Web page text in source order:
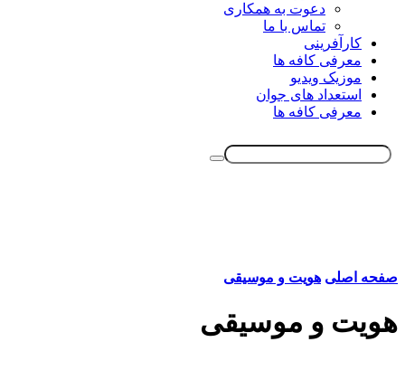
دعوت به همکاری
تماس با ما
کارآفرینی
معرفی کافه ها
موزیک ویدیو
استعداد های جوان
معرفی کافه ها
صفحه اصلی هویت و موسیقی
هویت و موسیقی